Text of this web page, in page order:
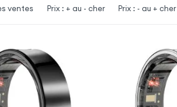
ventes Prix : + au - cher Prix : - au + cher